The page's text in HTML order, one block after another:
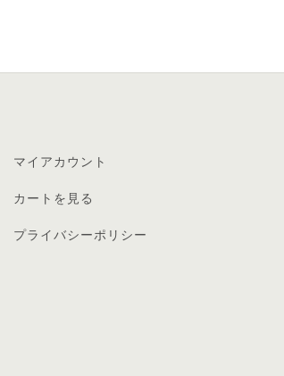
マイアカウント
カートを見る
プライバシーポリシー